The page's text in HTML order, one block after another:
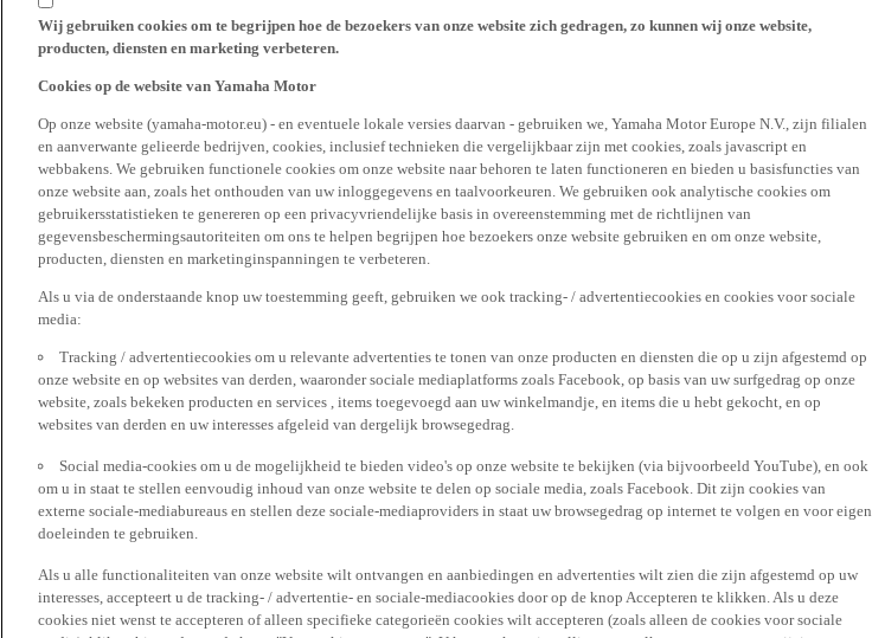
Wij gebruiken cookies om te begrijpen hoe de bezoekers van onze website zich gedragen, zo kunnen wij onze website,
producten, diensten en marketing verbeteren.
Cookies op de website van Yamaha Motor
Op onze website (yamaha-motor.eu) - en eventuele lokale versies daarvan - gebruiken we, Yamaha Motor Europe N.V., zijn filialen
en aanverwante gelieerde bedrijven, cookies, inclusief technieken die vergelijkbaar zijn met cookies, zoals javascript en
webbakens. We gebruiken functionele cookies om onze website naar behoren te laten functioneren en bieden u basisfuncties van
onze website aan, zoals het onthouden van uw inloggegevens en taalvoorkeuren. We gebruiken ook analytische cookies om
gebruikersstatistieken te genereren op een privacyvriendelijke basis in overeenstemming met de richtlijnen van
gegevensbeschermingsautoriteiten om ons te helpen begrijpen hoe bezoekers onze website gebruiken en om onze website,
producten, diensten en marketinginspanningen te verbeteren.
Als u via de onderstaande knop uw toestemming geeft, gebruiken we ook tracking- / advertentiecookies en cookies voor sociale
media:
Tracking / advertentiecookies om u relevante advertenties te tonen van onze producten en diensten die op u zijn afgestemd op
onze website en op websites van derden, waaronder sociale mediaplatforms zoals Facebook, op basis van uw surfgedrag op onze
website, zoals bekeken producten en services , items toegevoegd aan uw winkelmandje, en items die u hebt gekocht, en op
websites van derden en uw interesses afgeleid van dergelijk browsegedrag.
Social media-cookies om u de mogelijkheid te bieden video's op onze website te bekijken (via bijvoorbeeld YouTube), en ook
om u in staat te stellen eenvoudig inhoud van onze website te delen op sociale media, zoals Facebook. Dit zijn cookies van
externe sociale-mediabureaus en stellen deze sociale-mediaproviders in staat uw browsegedrag op internet te volgen en voor eigen
doeleinden te gebruiken.
Als u alle functionaliteiten van onze website wilt ontvangen en aanbiedingen en advertenties wilt zien die zijn afgestemd op uw
interesses, accepteert u de tracking- / advertentie- en sociale-mediacookies door op de knop Accepteren te klikken. Als u deze
cookies niet wenst te accepteren of alleen specifieke categorieën cookies wilt accepteren (zoals alleen de cookies voor sociale